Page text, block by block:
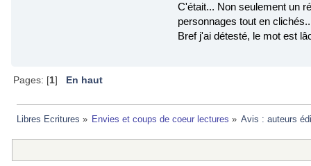
C'était... Non seulement un
personnages tout en
Bref j'ai détesté, le mot est
Pages: [1] En haut
Libres Ecritures » Envies et coups de coeur lectures » Avis : auteurs